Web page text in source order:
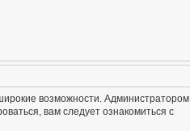
возможности. Администратором
вам следует ознакомиться с